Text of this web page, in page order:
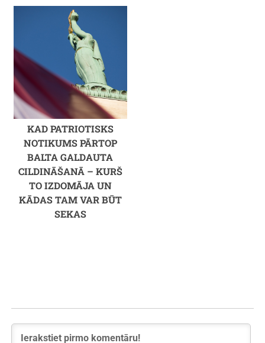
KAD PATRIOTISKS
NOTIKUMS PĀRTOP
BALTA GALDAUTA
CILDINĀŠANĀ – KURŠ
TO IZDOMĀJA UN
KĀDAS TAM VAR BŪT
SEKAS